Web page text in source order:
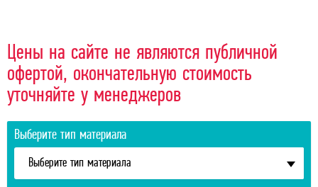
Цены на сайте не являются публичной
офертой, окончательную стоимость
уточняйте у менеджеров
Выберите тип материала
Выберите тип материала